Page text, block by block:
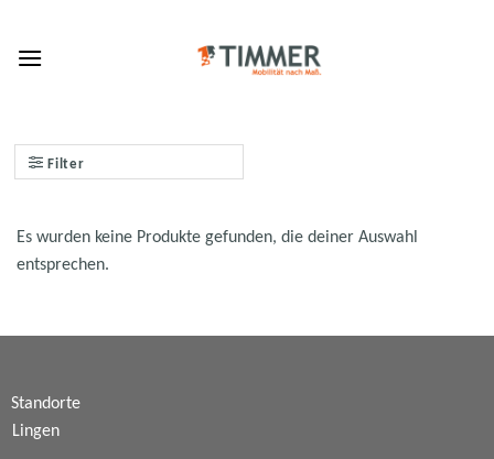
content
Filter
Es wurden keine Produkte gefunden, die deiner Auswahl
entsprechen.
Standorte
Lingen